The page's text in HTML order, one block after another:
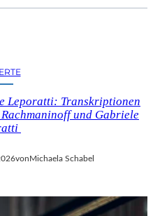
Leporatti: Transkriptionen
und Gabriele
von Michaela Schabel